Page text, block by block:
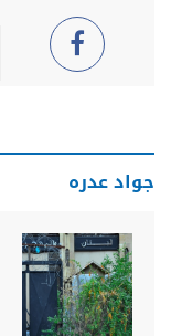
جواد عدره